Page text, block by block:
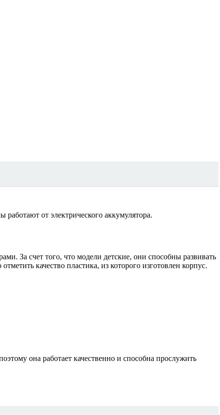
от электрического аккумулятора.
За счет того, что модели детские, они способны развивать
качество пластика, из которого изготовлен корпус.
она работает качественно и способна прослужить